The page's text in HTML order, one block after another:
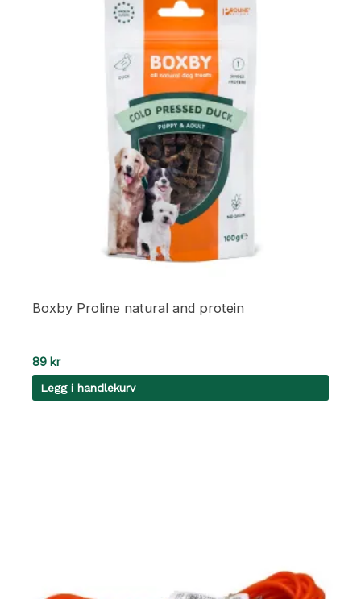
Boxby Proline natural and protein
89 kr
Legg i handlekurv